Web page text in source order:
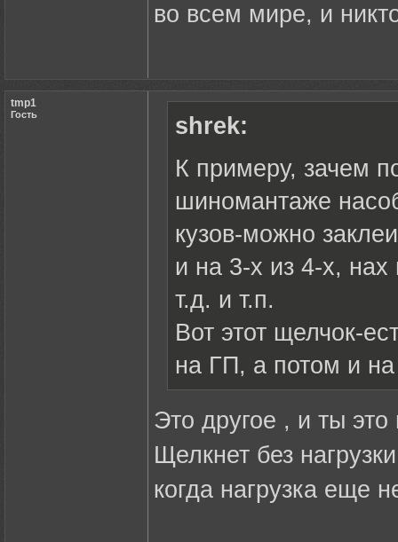
во всем мире, и
tmp1
Гость
shrek:
К примеру, зачем
шиномантаже
кузов-можно
и на 3-х из 4-х,
т.д. и т.п.
Вот этот щелчок-
на ГП, а потом и
Это другое , и ты
Щелкнет без
когда нагрузка еще